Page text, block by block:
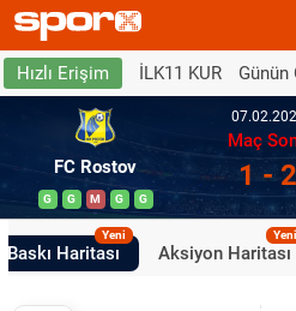
Hızlı Erişim İLK11 KUR Günün
FC Rostov
G G M G G
Maç
1 - 2
Baskı Haritası
Yeni
Aksiyon Haritası
Yeni